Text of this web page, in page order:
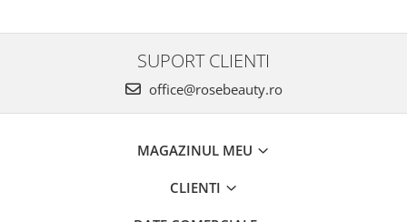
SUPORT CLIENTI
office@rosebeauty.ro
MAGAZINUL MEU
CLIENTI